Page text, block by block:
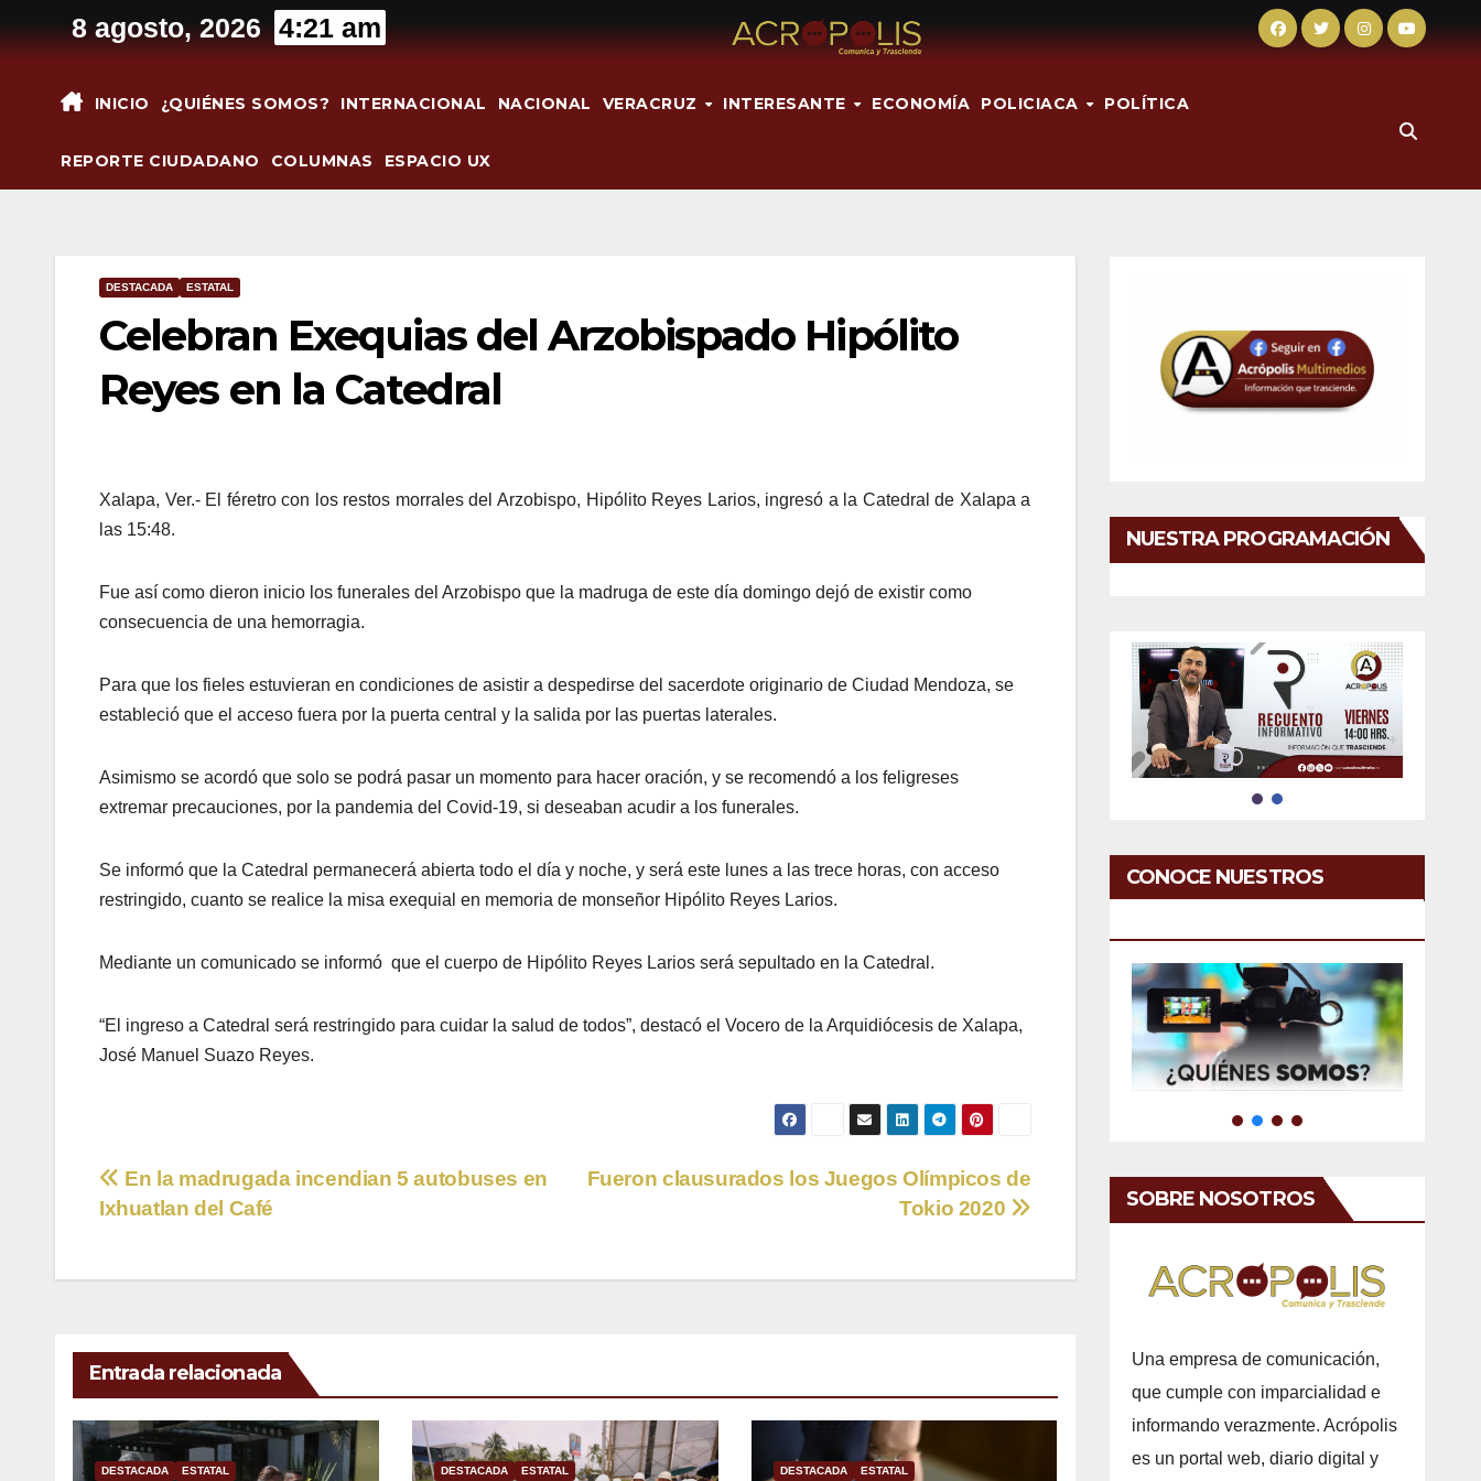
al
8 agosto, 2026 4:21 am
INICIO ¿QUIÉNES SOMOS? INTERNACIONAL NACIONAL VERACRUZ INTERESANTE ECONOMÍA POLICIACA POLÍTICA
REPORTE CIUDADANO COLUMNAS ESPACIO UX
DESTACADA ESTATAL
Celebran Exequias del Arzobispado Hipólito
Reyes en la Catedral
Xalapa, Ver.- El féretro con los restos morrales del Arzobispo, Hipólito Reyes Larios, ingresó a la Catedral de Xalapa a
las 15:48.
Fue así como dieron inicio los funerales del Arzobispo que la madruga de este día domingo dejó de existir como
consecuencia de una hemorragia.
Para que los fieles estuvieran en condiciones de asistir a despedirse del sacerdote originario de Ciudad Mendoza, se
estableció que el acceso fuera por la puerta central y la salida por las puertas laterales.
Asimismo se acordó que solo se podrá pasar un momento para hacer oración, y se recomendó a los feligreses
extremar precauciones, por la pandemia del Covid-19, si deseaban acudir a los funerales.
Se informó que la Catedral permanecerá abierta todo el día y noche, y será este lunes a las trece horas, con acceso
restringido, cuanto se realice la misa exequial en memoria de monseñor Hipólito Reyes Larios.
Mediante un comunicado se informó que el cuerpo de Hipólito Reyes Larios será sepultado en la Catedral.
“El ingreso a Catedral será restringido para cuidar la salud de todos”, destacó el Vocero de la Arquidiócesis de Xalapa,
José Manuel Suazo Reyes.
Navegación
entradas
Fueron clausurados los Juegos Olímpicos de
Tokio 2020
En la madrugada incendian 5 autobuses en
Ixhuatlan del Café
Entrada relacionada
DESTACADA ESTATAL DESTACADA ESTATAL DESTACADA ESTATAL
NUESTRA PROGRAMACIÓN
CONOCE NUESTROS
SOBRE NOSOTROS
Una empresa de comunicación,
que cumple con imparcialidad e
informando verazmente. Acrópolis
es un portal web, diario digital y